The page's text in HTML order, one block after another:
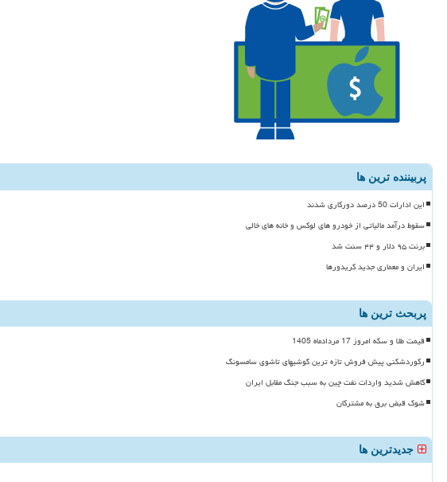
پربیننده ترین ها
این ادارات 50 درصد دورکاری شدند
سقوط درآمد مالیاتی از خودرو های لوکس و خانه های خالی
برنت ۹۵ دلار و ۴۴ سنت شد
ایران و معماری جدید کریدورها
پربحث ترین ها
قیمت طلا و سکه امروز 17 مردادماه 1405
رکوردشکنی پیش فروش تازه ترین گوشیهای تاشوی سامسونگ
کاهش شدید واردات نفت چین به سبب جنگ مقابل ایران
شوک قبض برق به مشترکان
جدیدترین ها